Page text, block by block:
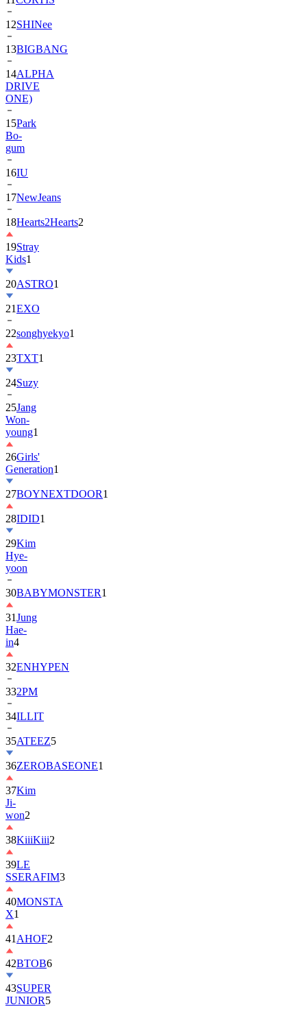
13BIGBANG
14ALPHA
DRIVE
ONE)
15Park
Bo-
gum
16IU
17NewJeans
18Hearts2Hearts
19Stray
Kids
20ASTRO
21EXO
22songhyekyo
23TXT1
24Suzy
25Jang
Won-
young1
26Girls'
Generation
27BOYNEXTDOOR
28IDID1
29Kim
Hye-
yoon
30BABYMONSTER
31Jung
Hae-
in4
32ENHYPEN
332PM
34ILLIT
35ATEEZ
36ZEROBASEONE
37Kim
Ji-
won2
38KiiiKiii
39LE
SSERAFIM
40MONSTA
X
41AHOF
42 BTOB6
43SUPER
JUNIOR
44TWICE